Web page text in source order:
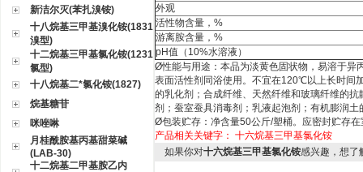
新洁尔灭(苯扎溴铵)
十八烷基三甲基溴化铵(1831
溴型)
十二烷基三甲基氯化铵(1231
氯型)
十八烷基二*氯化铵(1827)
烷基糖苷
咪唑啉
月桂酰胺基丙基甜菜碱
(LAB-30)
十二烷基二甲基胺乙内
外观
活性物含量， %
游离胺含量， %
pH值 （10%水溶液 ）
Ø性能与用途：本品为淡黄色固状物，易溶于异
表面活性剂同浴使用。不宜在120℃以上长时间
的乳化剂；合成纤维、天然纤维和玻璃纤维的
剂；蚕室蚕具消毒剂；乳液起泡剂；有机膨润土
Ø包装贮存：净含量50公斤/塑桶。应密封贮存
产品相关关键字： 十六烷基三甲基氯化铵
如果你对十六烷基三甲基氯化铵感兴趣，想了